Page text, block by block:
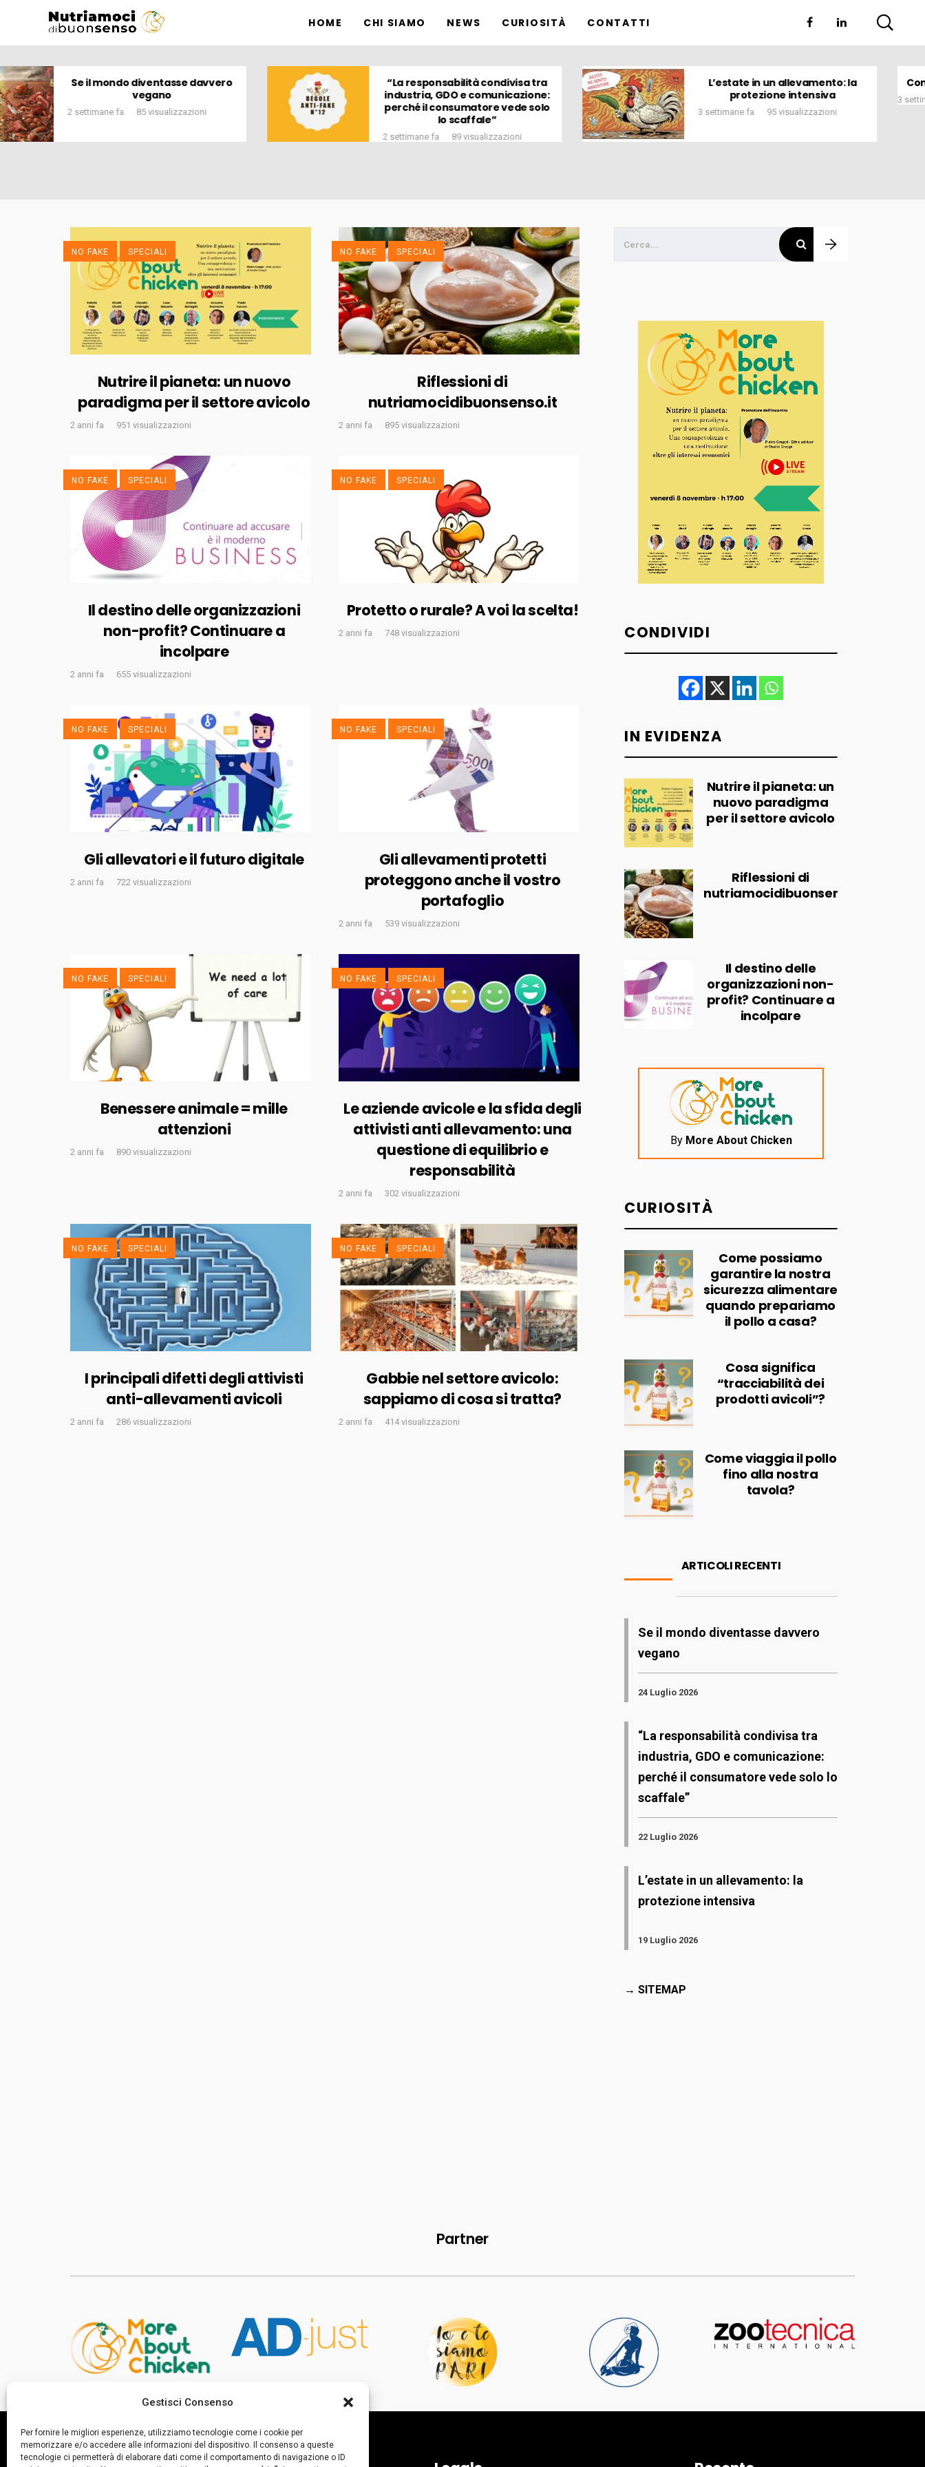
Gestisci Consenso
Per fornire le migliori esperienze, utilizziamo tecnologie come i cookie per
memorizzare e/o accedere alle informazioni del dispositivo. Il consenso a queste
tecnologie ci permetterà di elaborare dati come il comportamento di navigazione o ID
HOME CHI SIAMO NEWS CURIOSITÀ CONTATTI
“La responsabilità condivisa tra
industria, GDO e comunicazione:
perché il consumatore vede solo
L’estate in un allevamento: la
protezione intensiva
3 settimane fa 95 visualizzazioni
Come riconoscere una fake
news ‘di pancia’ sul pollo
3 settimane fa 107 visualizzazioni
CONDIVIDI
IN EVIDENZA
Nutrire il pianeta: un
nuovo paradigma
per il settore avicolo
Riflessioni di
nutriamocidibuonsenso.it
Il destino delle
organizzazioni non-
profit? Continuare a
incolpare
By More About Chicken
CURIOSITÀ
Come possiamo
garantire la nostra
sicurezza alimentare
quando prepariamo
il pollo a casa?
Cosa significa
“tracciabilità dei
prodotti avicoli”?
Come viaggia il pollo
fino alla nostra
tavola?
ARTICOLI RECENTI
Se il mondo diventasse davvero
vegano
24 Luglio 2026
“La responsabilità condivisa tra
industria, GDO e comunicazione:
perché il consumatore vede solo lo
scaffale”
22 Luglio 2026
L’estate in un allevamento: la
protezione intensiva
19 Luglio 2026
→ SITEMAP
NO FAKE SPECIALI
Nutrire il pianeta: un nuovo
paradigma per il settore avicolo
2 anni fa 951 visualizzazioni
NO FAKE SPECIALI
Riflessioni di
nutriamocidibuonsenso.it
2 anni fa 895 visualizzazioni
NO FAKE SPECIALI
Il destino delle organizzazioni
non-profit? Continuare a
incolpare
2 anni fa 655 visualizzazioni
NO FAKE SPECIALI
Protetto o rurale? A voi la scelta!
2 anni fa 748 visualizzazioni
NO FAKE SPECIALI
Gli allevatori e il futuro digitale
2 anni fa 722 visualizzazioni
NO FAKE SPECIALI
Gli allevamenti protetti
proteggono anche il vostro
portafoglio
2 anni fa 539 visualizzazioni
NO FAKE SPECIALI
Benessere animale = mille
attenzioni
2 anni fa 890 visualizzazioni
NO FAKE SPECIALI
Le aziende avicole e la sfida degli
attivisti anti allevamento: una
questione di equilibrio e
responsabilità
2 anni fa 302 visualizzazioni
NO FAKE SPECIALI
I principali difetti degli attivisti
anti-allevamenti avicoli
2 anni fa 286 visualizzazioni
NO FAKE SPECIALI
Gabbie nel settore avicolo:
sappiamo di cosa si tratta?
2 anni fa 414 visualizzazioni
Partner